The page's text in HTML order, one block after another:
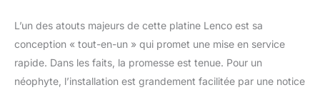
vos disques vinyles via
votre PC grâce à la
fonction d'encodage
MP3 intégrée (câble USB
inclus). Design élégant
L’un des atouts majeurs de cette platine Lenco est sa
conception « tout-en-un » qui promet une mise en service
rapide. Dans les faits, la promesse est tenue. Pour un
néophyte, l’installation est grandement facilitée par une notice